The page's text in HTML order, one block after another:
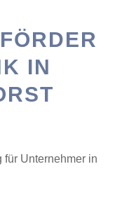
IN
Unternehmer in